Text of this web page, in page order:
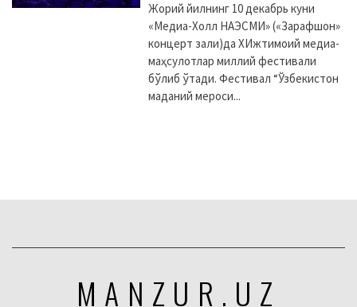
Жорий йилнинг 10 декабрь куни
«Медиа-Холл НАЭСМИ» («Зарафшон»
концерт зали)да XИжтимоий медиа-
маҳсулотлар миллий фестивали
бўлиб ўтади. Фестивал “Ўзбекистон
маданий мероси...
MANZUR.UZ